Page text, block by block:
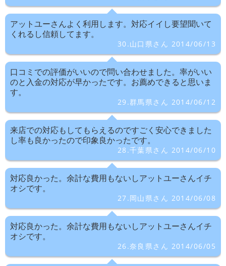
アットユーさんよく利用します。対応イイし要望聞いて
くれるし信頼してます。
30.山口県さん 2014/06/13
口コミでの評価がいいので問い合わせました。率がいい
のと入金の対応が早かったです。お薦めできると思いま
す。
29.群馬県さん 2014/06/12
来店での対応もしてもらえるのですごく安心できました
し率も良かったので印象良かったです。
28.千葉県さん 2014/06/10
対応良かった。余計な費用もないしアットユーさんイチ
オシです。
27.岡山県さん 2014/06/08
対応良かった。余計な費用もないしアットユーさんイチ
オシです。
26.奈良県さん 2014/06/05